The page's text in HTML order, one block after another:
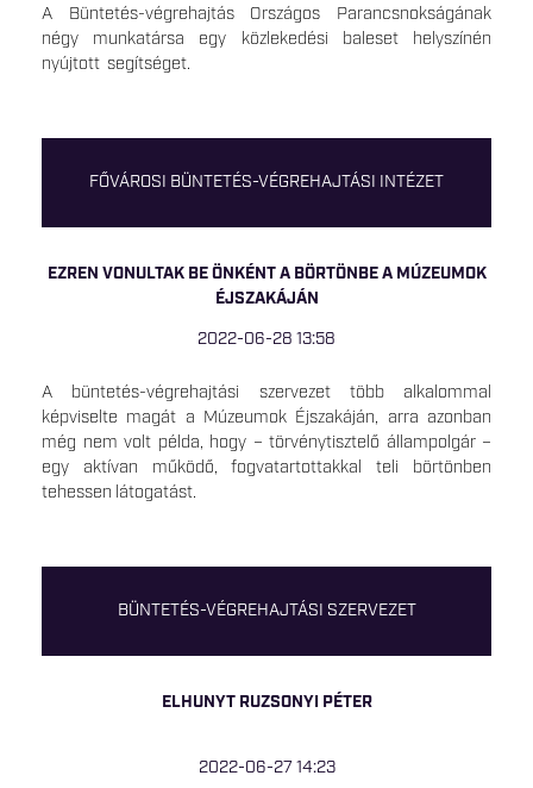
A Büntetés-végrehajtás Országos Parancsnokságának
négy munkatársa egy közlekedési baleset helyszínén
nyújtott segítséget.
FŐVÁROSI BÜNTETÉS-VÉGREHAJTÁSI INTÉZET
EZREN VONULTAK BE ÖNKÉNT A BÖRTÖNBE A MÚZEUMOK
ÉJSZAKÁJÁN
2022-06-28 13:58
A büntetés-végrehajtási szervezet több alkalommal
képviselte magát a Múzeumok Éjszakáján, arra azonban
még nem volt példa, hogy – törvénytisztelő állampolgár –
egy aktívan működő, fogvatartottakkal teli börtönben
tehessen látogatást.
BÜNTETÉS-VÉGREHAJTÁSI SZERVEZET
ELHUNYT RUZSONYI PÉTER
2022-06-27 14:23